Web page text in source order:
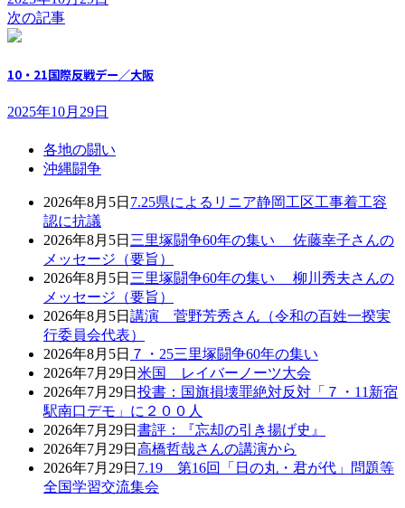
次の記事
10・21国際反戦デー／大阪
2025年10月29日
各地の闘い
沖縄闘争
2026年8月5日 7.25県によるリニア静岡工区工事着工容
認に抗議
2026年8月5日 三里塚闘争60年の集い 佐藤幸子さんの
メッセージ（要旨）
2026年8月5日 三里塚闘争60年の集い 柳川秀夫さんの
メッセージ（要旨）
2026年8月5日 講演 菅野芳秀さん（令和の百姓一揆実
行委員会代表）
2026年8月5日 ７・25三里塚闘争60年の集い
2026年7月29日 米国 レイバーノーツ大会
2026年7月29日 投書：国旗損壊罪絶対反対「７・11新宿
駅南口デモ」に２００人
2026年7月29日 書評：『忘却の引き揚げ史』
2026年7月29日 高橋哲哉さんの講演から
2026年7月29日 7.19 第16回「日の丸・君が代」問題等
全国学習交流集会